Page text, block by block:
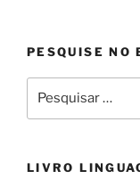
PESQUISE NO
por:
LIVRO